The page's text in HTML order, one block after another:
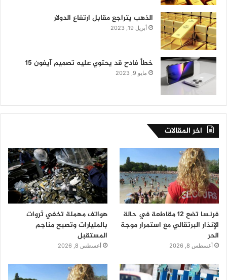
الذهب يتراجع مقابل ارتفاع الدولار
أبريل 19, 2023
خطأ فادح قد يحتوي عليه تصميم آيفون 15
مايو 9, 2023
اخر المقالات
فرنسا تضع 12 مقاطعة في حالة
الإنذار البرتقالي مع استمرار موجة
الحر
أغسطس 8, 2026
هواتف مهملة تخفي ثروات
بالمليارات وتصبح مناجم
المستقبل
أغسطس 8, 2026